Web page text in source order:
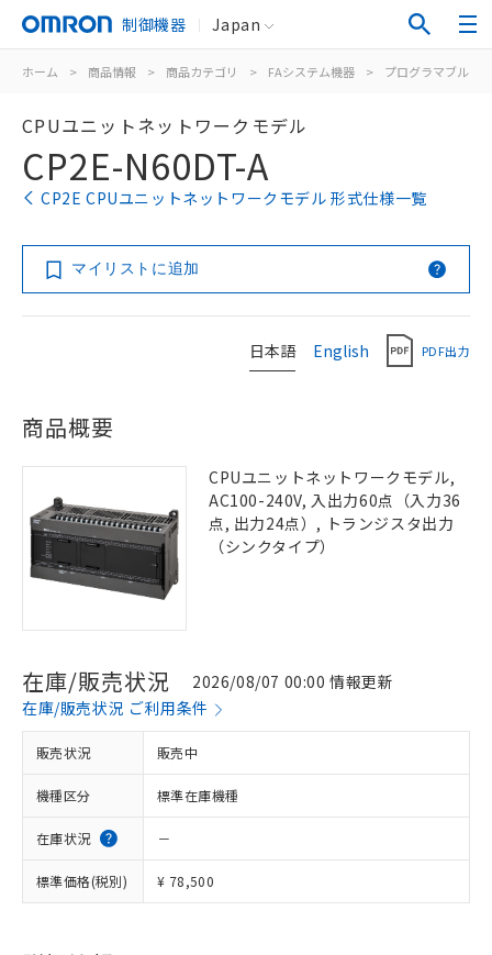
制御機器 Japan
ホーム > 商品情報 > 商品カテゴリ > FAシステム機器 > プログラマブルコ
CPUユニットネットワークモデル
CP2E-N60DT-A
CP2E CPUユニットネットワークモデル 形式仕様一覧
マイリストに追加
日本語 English PDF出力
商品概要
CPUユニットネットワークモデル,
AC100-240V, 入出力60点（入力36
点, 出力24点）, トランジスタ出力
（シンクタイプ）
在庫/販売状況
2026/08/07 00:00 情報更新
在庫/販売状況 ご利用条件
販売状況 販売中
機種区分 標準在庫機種
在庫状況 －
標準価格(税別) ¥ 78,500